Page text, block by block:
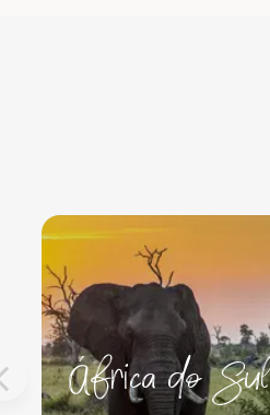
África do Sul